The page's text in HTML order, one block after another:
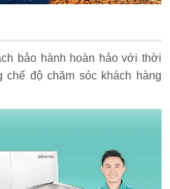
bảo hành hoàn hảo với thời
độ chăm sóc khách hàng